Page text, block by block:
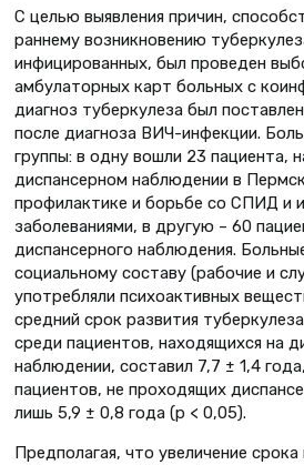
С целью выявления причин,
раннему возникновению
инфицированных, был проведен
амбулаторных карт больных с
диагноз туберкулеза был
после диагноза ВИЧ-инфекции.
группы: в одну вошли 23 пациента,
диспансерном наблюдении в
профилактике и борьбе со СПИД и
заболеваниями, в другую – 60
диспансерного наблюдения.
социальному составу (рабочие и
употребляли психоактивных
средний срок развития
среди пациентов, находящихся на
наблюдении, составил 7,7 ± 1,4
пациентов, не проходящих
лишь 5,9 ± 0,8 года (р < 0,05).
Предполагая, что увеличение срока